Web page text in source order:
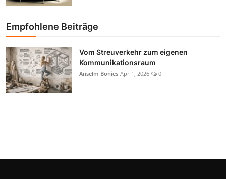
Empfohlene Beiträge
Vom Streuverkehr zum eigenen
Kommunikationsraum
Anselm Bonies Apr 1, 2026 0